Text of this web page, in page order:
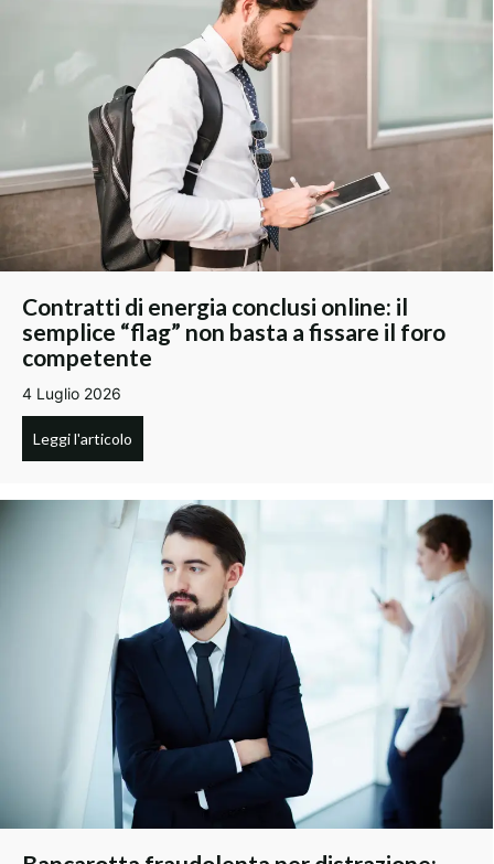
Contratti di energia conclusi online: il
semplice “flag” non basta a fissare il foro
competente
4 Luglio 2026
Leggi l'articolo